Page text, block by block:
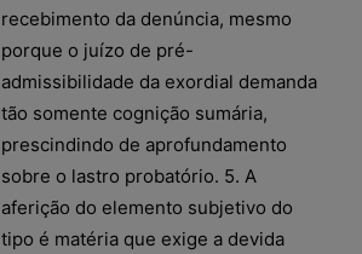
recebimento da denúncia, mesmo
porque o juízo de pré-
admissibilidade da exordial demanda
tão somente cognição sumária,
prescindindo de aprofundamento
sobre o lastro probatório. 5. A
aferição do elemento subjetivo do
tipo é matéria que exige a devida